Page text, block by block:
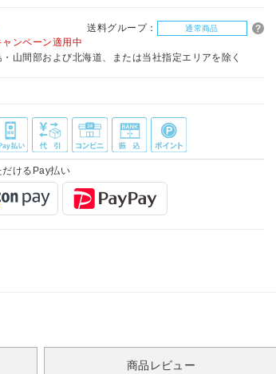
送料グループ： 通常商品
ンペーン適用中
山間部および北海道、または当社指定エリアを除く
だけるPay払い
商品レビュー